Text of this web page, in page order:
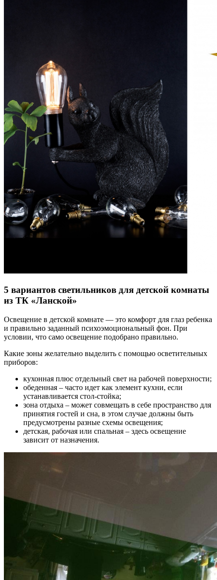
5 вариантов светильников для детской комнаты
из ТК «Ланской»
Освещение в детской комнате — это комфорт для глаз ребенка
и правильно заданный психоэмоциональный фон. При
условии, что само освещение подобрано правильно.
Какие зоны желательно выделить с помощью осветительных
приборов:
кухонная плюс отдельный свет на рабочей поверхности;
обеденная – часто идет как элемент кухни, если
устанавливается стол-стойка;
зона отдыха – может совмещать в себе пространство для
принятия гостей и сна, в этом случае должны быть
предусмотрены разные схемы освещения;
детская, рабочая или спальная – здесь освещение
зависит от назначения.